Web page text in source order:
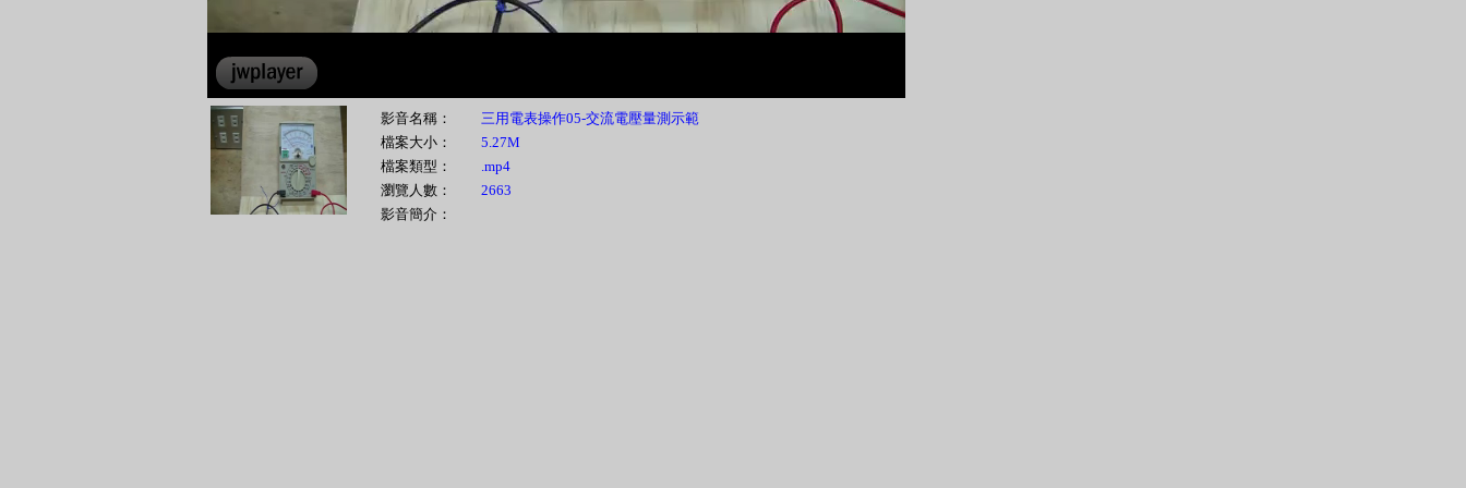
00:00
影音名稱：
三用電表操作05-交流電壓量測示範
檔案大小：
5.27M
檔案類型：
.mp4
瀏覽人數：
2663
影音簡介：